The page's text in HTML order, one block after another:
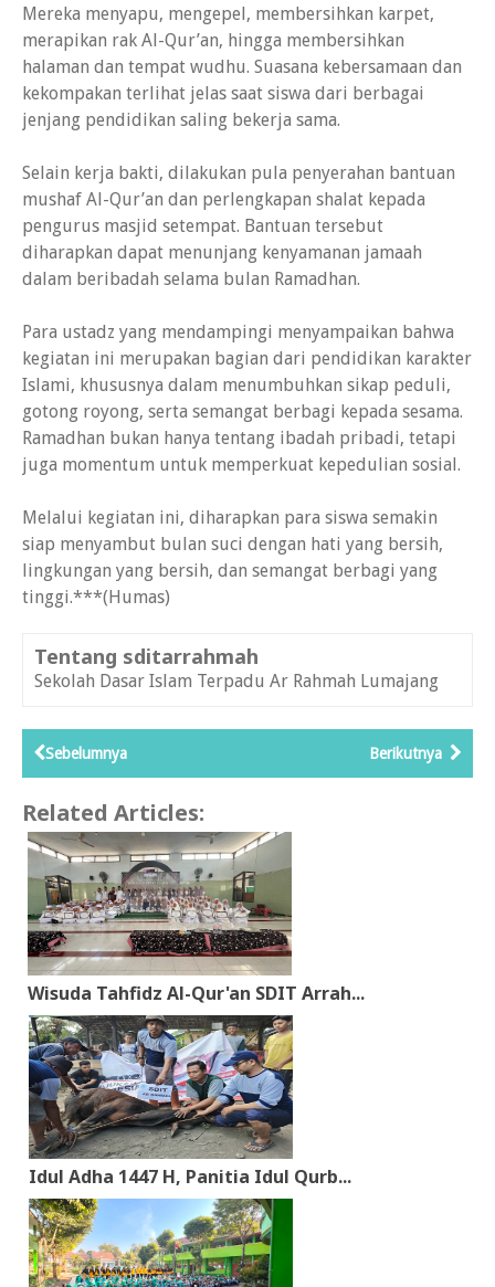
Mereka menyapu, mengepel, membersihkan karpet,
merapikan rak Al-Qur’an, hingga membersihkan
halaman dan tempat wudhu. Suasana kebersamaan dan
kekompakan terlihat jelas saat siswa dari berbagai
jenjang pendidikan saling bekerja sama.
Selain kerja bakti, dilakukan pula penyerahan bantuan
mushaf Al-Qur’an dan perlengkapan shalat kepada
pengurus masjid setempat. Bantuan tersebut
diharapkan dapat menunjang kenyamanan jamaah
dalam beribadah selama bulan Ramadhan.
Para ustadz yang mendampingi menyampaikan bahwa
kegiatan ini merupakan bagian dari pendidikan karakter
Islami, khususnya dalam menumbuhkan sikap peduli,
gotong royong, serta semangat berbagi kepada sesama.
Ramadhan bukan hanya tentang ibadah pribadi, tetapi
juga momentum untuk memperkuat kepedulian sosial.
Melalui kegiatan ini, diharapkan para siswa semakin
siap menyambut bulan suci dengan hati yang bersih,
lingkungan yang bersih, dan semangat berbagi yang
tinggi.***(Humas)
Tentang sditarrahmah
Sekolah Dasar Islam Terpadu Ar Rahmah Lumajang
Berikutnya
Sebelumnya
Related Articles:
Wisuda Tahfidz Al-Qur'an SDIT Arrah...
Idul Adha 1447 H, Panitia Idul Qurb...